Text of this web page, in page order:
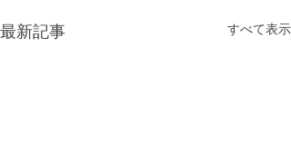
最新記事 すべて表示